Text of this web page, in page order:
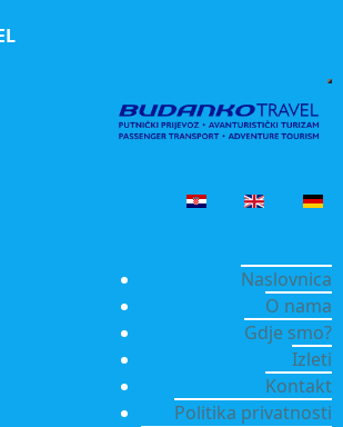
Naslovnica
O nama
Gdje smo?
Izleti
Kontakt
Politika privatnosti